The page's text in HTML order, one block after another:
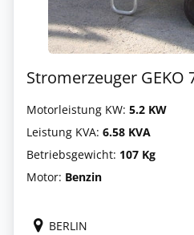
Stromerzeuger GEKO
Motorleistung KW: 5.2 KW
Leistung KVA: 6.58 KVA
Betriebsgewicht: 107 Kg
Motor: Benzin
BERLIN